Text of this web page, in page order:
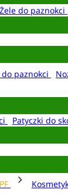
Żele do paznokci
paznokci
Patyczki do